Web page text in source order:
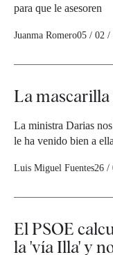
para que le asesoren
Juanma Romero05 / 02 /
La
La ministra Darias
le ha venido bien a
Luis Miguel Fuentes26 /
El PSOE
la 'vía Illa' y